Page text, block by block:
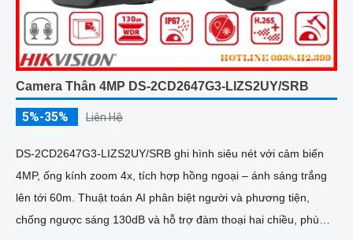
Camera Thân 4MP DS-2CD2647G3-LIZS2UY/SRB
5%-35% Liên Hệ
DS-2CD2647G3-LIZS2UY/SRB ghi hình siêu nét với cảm biến
4MP, ống kính zoom 4x, tích hợp hồng ngoại – ánh sáng trắng
lên tới 60m. Thuật toán AI phân biệt người và phương tiện,
chống ngược sáng 130dB và hỗ trợ đàm thoại hai chiều, phù